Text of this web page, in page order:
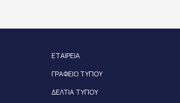
ΕΤΑΙΡΕΙΑ
ΓΡΑΦΕΙΟ ΤΥΠΟΥ
ΔΕΛΤΙΑ ΤΥΠΟΥ